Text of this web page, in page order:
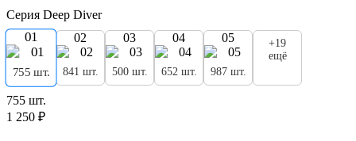
Серия Deep Diver
01
755 шт.
02
841 шт.
03
500 шт.
04
652 шт.
05
987 шт.
+19
ещё
755 шт.
1 250 ₽